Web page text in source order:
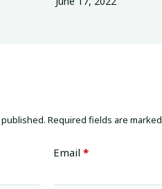
Required fields are marked
Email*